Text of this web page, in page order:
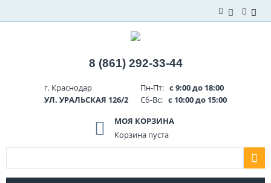
8 (861) 292-33-44
г. Краснодар
УЛ. УРАЛЬСКАЯ 126/2
Пн-Пт: с 9:00 до 18:00
Сб-Вс: с 10:00 до 15:00
МОЯ КОРЗИНА
Корзина пуста